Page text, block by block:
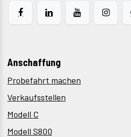
Anschaffung
Probefahrt machen
Verkaufsstellen
Modell C
Modell S800